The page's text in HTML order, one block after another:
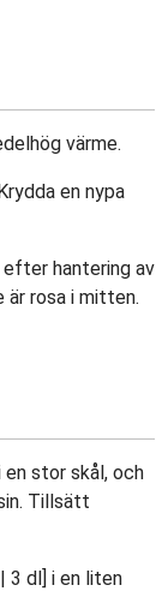
värme.
en nypa
hantering av
är rosa i mitten.
stor skål, och
Tillsätt
3 dl] i en liten